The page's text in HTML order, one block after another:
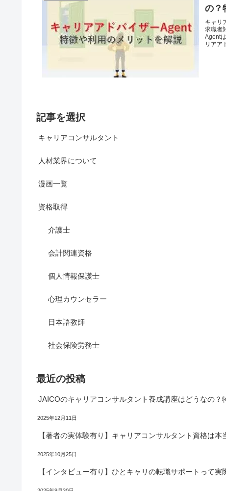
の？
キャリ
求職者
Agent
リアア
記事を選択
キャリアコンサルタント
人材業界について
漫画一覧
資格取得
介護士
会計関連資格
個人情報保護士
心理カウンセラー
日本語教師
社会保険労務士
最近の投稿
JAICOのキャリアコンサルタント養成講座はどうなの？
2025年12月11日
【著者の実体験有り】キャリアコンサルタント資格は
2025年10月25日
【インタビュー有り】ひとキャリの転職サポートって